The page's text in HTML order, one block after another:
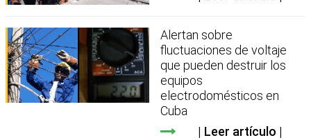
Alertan sobre
fluctuaciones de voltaje
que pueden destruir los
equipos
electrodomésticos en
Cuba
Leer artículo